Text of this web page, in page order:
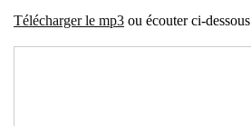
Télé­char­ger le mp3 ou écou­ter ci-des­sous